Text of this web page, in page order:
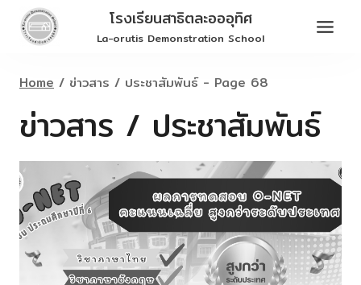
Skip
โรงเรียนสาธิตละอออุทิศ
La-orutis Demonstration School
Home / ข่าวสาร / ประชาสัมพันธ์- Page 68
ข่าวสาร / ประชาสัมพันธ์